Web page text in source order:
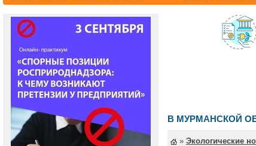
В МУРМАНСКОЙ
» Экологические